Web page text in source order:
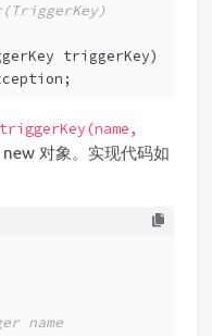
triggerKey)
对象。实现代码如
name